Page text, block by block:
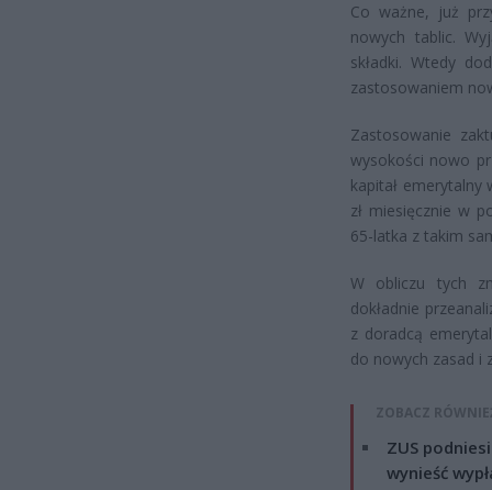
Co ważne, już
nowych tablic.
składki. Wtedy
zastosowaniem
Zastosowanie
wysokości nowo
kapitał emerytalny
zł miesięcznie w
65-latka z takim
W obliczu tych
dokładnie
z doradcą
do nowych zasad i
ZOBACZ
ZUS
wynieść